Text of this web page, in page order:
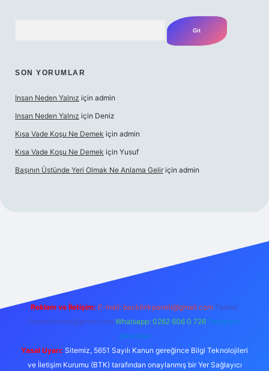
SON YORUMLAR
Insan Neden Yalnız için admin
Insan Neden Yalnız için Deniz
Kısa Vade Koşu Ne Demek için admin
Kısa Vade Koşu Ne Demek için Yusuf
Başının Üstünde Yeri Olmak Ne Anlama Gelir için admin
Reklam ve İletişim: E-mail: backlinkpaneli@gmail.com Teams:
forumhizmeti@gmail.com Whatsapp: 0262 606 0 726 Telegram:
@karabul
Yasal Uyarı: Sitemiz, 5651 Sayılı Kanun gereğince Bilgi Teknolojileri
ve İletişim Kurumu (BTK) tarafından onaylanmış bir Yer Sağlayıcı